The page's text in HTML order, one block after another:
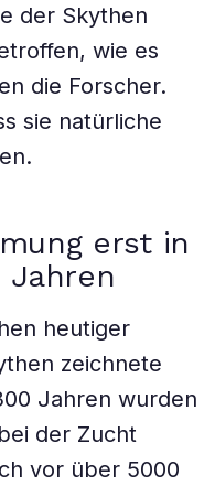
der Skythen
wie es
die Forscher.
sie natürliche
erst in
heutiger
zeichnete
Jahren wurden
der Zucht
vor über 5000